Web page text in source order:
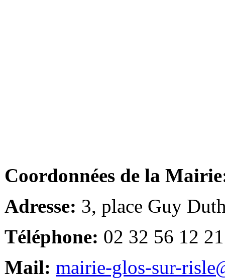
Coordonnées de la
Adresse: 3, place Guy
Téléphone: 02 32 56 12 21
Mail: mairie-glos-sur-